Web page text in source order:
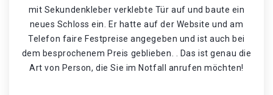
mit Sekundenkleber verklebte Tür auf und baute ein
neues Schloss ein. Er hatte auf der Website und am
Telefon faire Festpreise angegeben und ist auch bei
dem besprochenem Preis geblieben. . Das ist genau die
Art von Person, die Sie im Notfall anrufen möchten!